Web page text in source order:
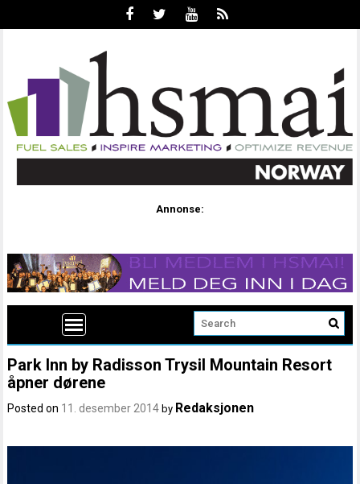
Annonse:
Park Inn by Radisson Trysil Mountain Resort
åpner dørene
Posted on 11. desember 2014 by Redaksjonen